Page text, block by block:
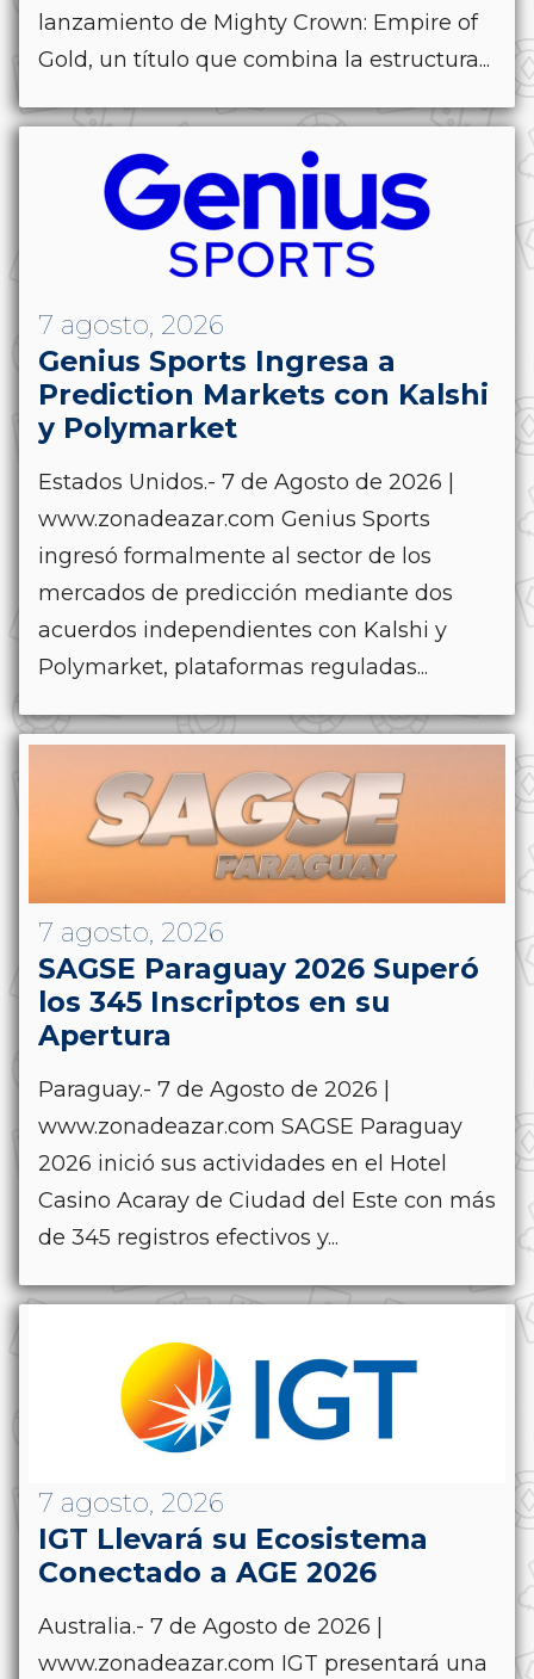
lanzamiento de Mighty Crown: Empire of
Gold, un título que combina la estructura...
7 agosto, 2026
Genius Sports Ingresa a
Prediction Markets con Kalshi
y Polymarket
Estados Unidos.- 7 de Agosto de 2026 |
www.zonadeazar.com Genius Sports
ingresó formalmente al sector de los
mercados de predicción mediante dos
acuerdos independientes con Kalshi y
Polymarket, plataformas reguladas...
7 agosto, 2026
SAGSE Paraguay 2026 Superó
los 345 Inscriptos en su
Apertura
Paraguay.- 7 de Agosto de 2026 |
www.zonadeazar.com SAGSE Paraguay
2026 inició sus actividades en el Hotel
Casino Acaray de Ciudad del Este con más
de 345 registros efectivos y...
7 agosto, 2026
IGT Llevará su Ecosistema
Conectado a AGE 2026
Australia.- 7 de Agosto de 2026 |
www.zonadeazar.com IGT presentará una